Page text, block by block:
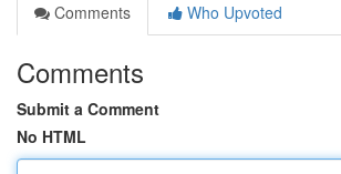
Comments
Who Upvoted
Comments
Submit a Comment
No HTML